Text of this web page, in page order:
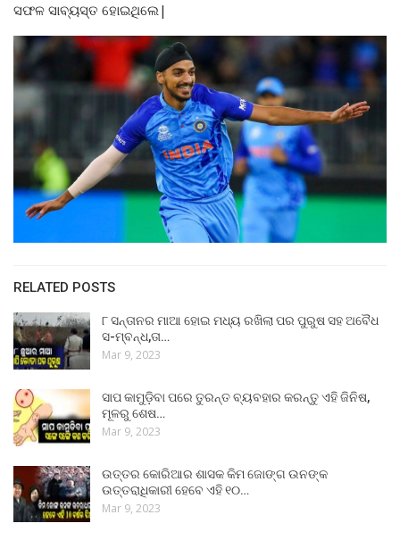
ସଫଳ ସାବ୍ୟସ୍ତ ହୋଇଥିଲେ|
RELATED POSTS
୮ ସନ୍ତାନର ମାଆ ହୋଇ ମଧ୍ୟ ରଖିଲା ପର ପୁରୁଷ ସହ ଅବୈଧ
ସ-ମ୍ବନ୍ଧ,ତା…
Mar 9, 2023
ସାପ କାମୁଡ଼ିବା ପରେ ତୁରନ୍ତ ବ୍ୟବହାର କରନ୍ତୁ ଏହି ଜିନିଷ,
ମୂଳରୁ ଶେଷ…
Mar 9, 2023
ଉତ୍ତର କୋରିଆର ଶାସକ କିମ ଜୋଙ୍ଗ ଉନଙ୍କ
ଉତ୍ତରାଧିକାରୀ ହେବେ ଏହି ୧୦…
Mar 9, 2023